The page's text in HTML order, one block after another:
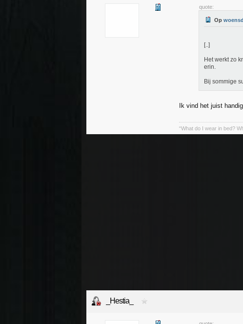
quote:
Op
[..]
Het werkt zo
erin.
Bij sommige
Ik vind het juist handig
“What do I wear in bed?
_Hestia_